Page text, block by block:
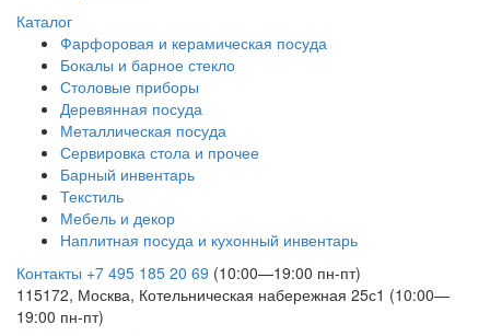
Каталог
Фарфоровая и керамическая посуда
Бокалы и барное стекло
Столовые приборы
Деревянная посуда
Металлическая посуда
Сервировка стола и прочее
Барный инвентарь
Текстиль
Мебель и декор
Наплитная посуда и кухонный инвентарь
Контакты +7 495 185 20 69 (10:00—19:00 пн-пт)
115172, Москва, Котельническая набережная 25с1 (10:00—
19:00 пн-пт)